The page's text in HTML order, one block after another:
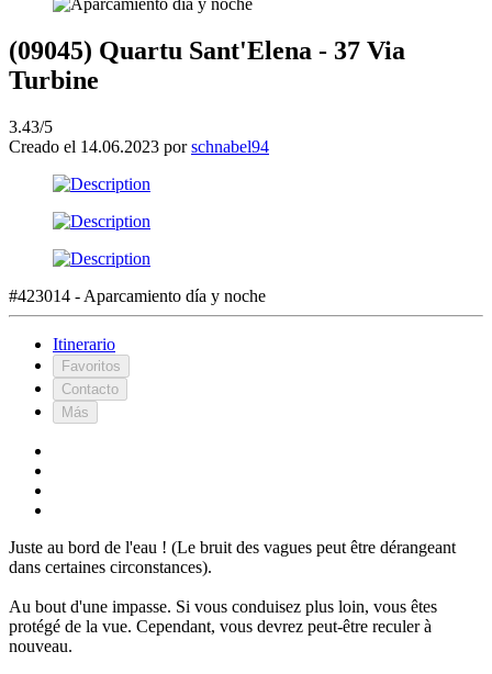
(09045) Quartu Sant'Elena - 37 Via
Turbine
3.43/5
Creado el 14.06.2023 porschnabel94
#423014 - Aparcamiento día y noche
Itinerario
Favoritos
Contacto
Más
Juste au bord de l'eau ! (Le bruit des vagues peut être dérangeant
dans certaines circonstances).
Au bout d'une impasse. Si vous conduisez plus loin, vous êtes
protégé de la vue. Cependant, vous devrez peut-être reculer à
nouveau.